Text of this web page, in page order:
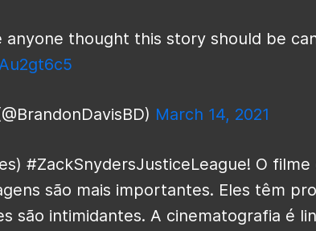
anyone thought this story should be
March 14, 2021
#ZackSnydersJusticeLeague! O filme
são mais importantes. Eles têm
são intimidantes. A cinematografia é